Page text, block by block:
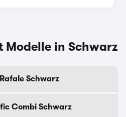
Modelle in Schwarz
Schwarz
Combi Schwarz